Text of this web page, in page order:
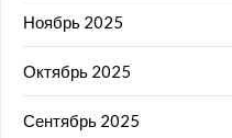
Ноябрь 2025
Октябрь 2025
Сентябрь 2025